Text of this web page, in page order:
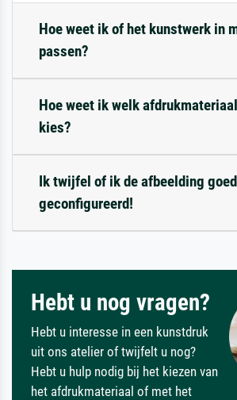
Hoe weet ik of het kunstwerk in
passen?
Hoe weet ik welk
kies?
Ik twijfel of ik de afbeelding
geconfigureerd!
Hebt u nog vragen?
Hebt u interesse in een kunstdruk
uit ons atelier of twijfelt u nog?
Hebt u hulp nodig bij het kiezen van
het afdrukmateriaal of met het